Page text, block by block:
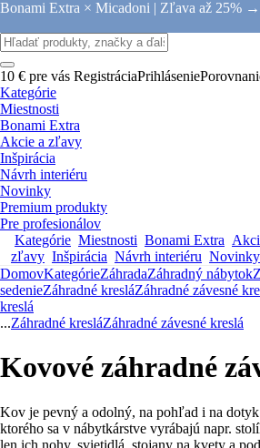
Bonami Extra × Micadoni | Zľava až 25% →
10 € pre vás RegistráciaPrihlásenie
Kategórie
Miestnosti
Bonami Extra
Akcie a zľavy
Inšpirácia
Návrh interiéru
Novinky
Premium produkty
Pre profesionálov
Kategórie Miestnosti Bonami Extra
zľavy Inšpirácia Návrh interiéru Novinky
DomovKategórieZáhradaZáhradný nábytok
sedenieZáhradné kresláZáhradné závesné
kreslá
...Záhradné kresláZáhradné závesné kreslá
Kovové záhradné
Kov je pevný a odolný, na pohľad i na
ktorého sa v nábytkárstve vyrábajú napr.
len ich nohy, svietidlá, stojany na kvety a